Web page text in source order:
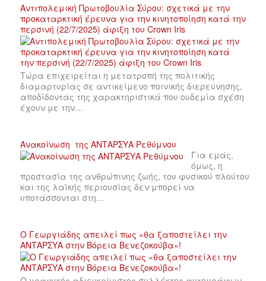
Αντιπολεμική Πρωτοβουλία Σύρου: σχετικά με την
προκαταρκτική έρευνα για την κινητοποίηση κατά την
περσινή (22/7/2025) άφιξη του Crown Iris
Τώρα επιχειρείται η μετατροπή της πολιτικής
διαμαρτυρίας σε αντικείμενο ποινικής διερεύνησης,
αποδίδοντάς της χαρακτηριστικά που ουδεμία σχέση
έχουν με την…
Ανακοίνωση της ΑΝΤΑΡΣΥΑ Ρεθύμνου
Για εμάς,
όμως, η
προστασία της ανθρώπινης ζωής, του φυσικού πλούτου
και της λαϊκής περιουσίας δεν μπορεί να
υποτάσσονται στη…
Ο Γεωργιάδης απειλεί πως «θα ξαποστείλει την
ΑΝΤΑΡΣΥΑ στην Βόρεια Βενεζοκούβα»!